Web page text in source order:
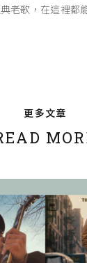
老歌，在這裡都
更多文章